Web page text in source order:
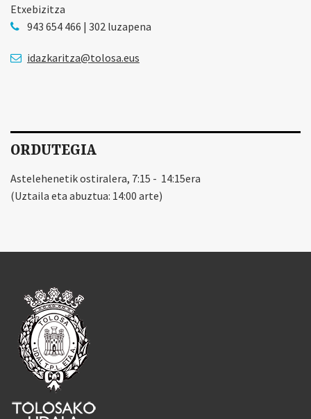
Etxebizitza
943 654 466 | 302 luzapena
idazkaritza@tolosa.eus
ORDUTEGIA
Astelehenetik ostiralera, 7:15 - 14:15era
(Uztaila eta abuztua: 14:00 arte)